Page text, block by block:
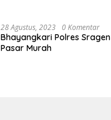
28 Agustus, 2023 0 Komentar
Bhayangkari Polres Sragen Sukses Gelar
Pasar Murah